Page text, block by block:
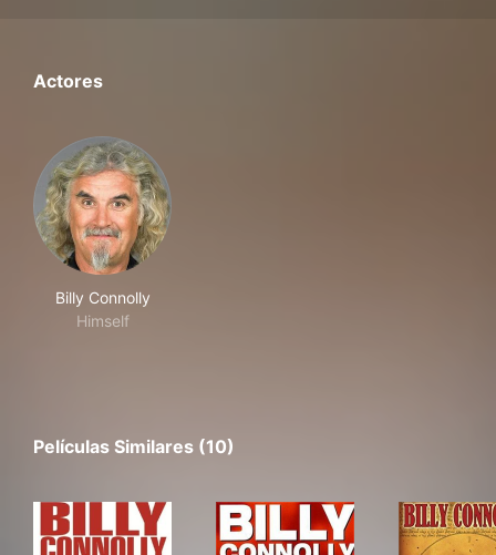
Actores
Billy Connolly
Himself
Películas Similares (10)